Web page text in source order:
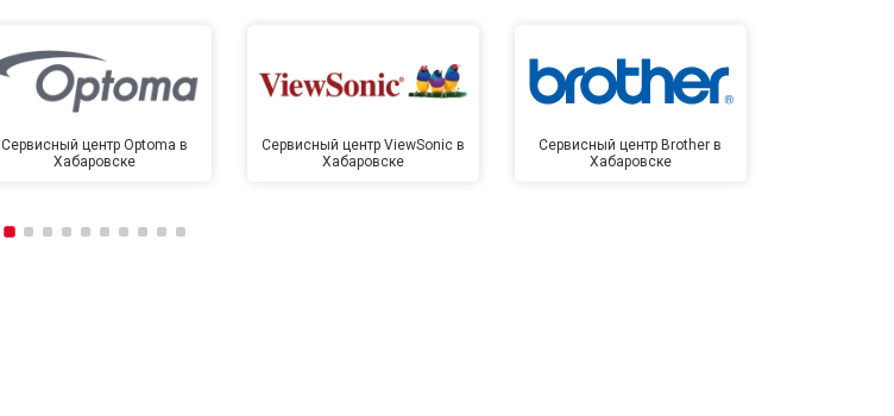
Сервисный центр Optoma в
Хабаровске
Сервисный центр ViewSonic в
Хабаровске
Сервисный центр Brother в
Хабаровске